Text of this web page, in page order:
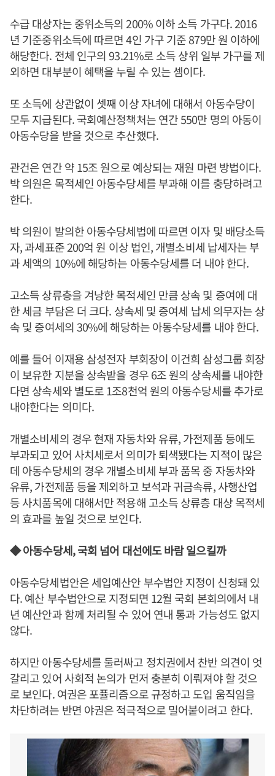
수급 대상자는 중위소득의 200% 이하 소득 가구다. 2016
년 기준중위소득에 따르면 4인 가구 기준 879만 원 이하에
해당한다. 전체 인구의 93.21%로 소득 상위 일부 가구를 제
외하면 대부분이 혜택을 누릴 수 있는 셈이다.
또 소득에 상관없이 셋째 이상 자녀에 대해서 아동수당이
모두 지급된다. 국회예산정책처는 연간 550만 명의 아동이
아동수당을 받을 것으로 추산했다.
관건은 연간 약 15조 원으로 예상되는 재원 마련 방법이다.
박 의원은 목적세인 아동수당세를 부과해 이를 충당하려고
한다.
박 의원이 발의한 아동수당세법에 따르면 이자 및 배당소득
자, 과세표준 200억 원 이상 법인, 개별소비세 납세자는 부
과 세액의 10%에 해당하는 아동수당세를 더 내야 한다.
고소득 상류층을 겨낭한 목적세인 만큼 상속 및 증여에 대
한 세금 부담은 더 크다. 상속세 및 증여세 납세 의무자는 상
속 및 증여세의 30%에 해당하는 아동수당세를 내야 한다.
예를 들어 이재용 삼성전자 부회장이 이건희 삼성그룹 회장
이 보유한 지분을 상속받을 경우 6조 원의 상속세를 내야한
다면 상속세와 별도로 1조8천억 원의 아동수당세를 추가로
내야한다는 의미다.
개별소비세의 경우 현재 자동차와 유류, 가전제품 등에도
부과되고 있어 사치세로서 의미가 퇴색됐다는 지적이 많은
데 아동수당세의 경우 개별소비세 부과 품목 중 자동차와
유류, 가전제품 등을 제외하고 보석과 귀금속류, 사행산업
등 사치품목에 대해서만 적용해 고소득 상류층 대상 목적세
의 효과를 높일 것으로 보인다.
◆ 아동수당세, 국회 넘어 대선에도 바람 일으킬까
아동수당세법안은 세입예산안 부수법안 지정이 신청돼 있
다. 예산 부수법안으로 지정되면 12월 국회 본회의에서 내
년 예산안과 함께 처리될 수 있어 연내 통과 가능성도 없지
않다.
하지만 아동수당세를 둘러싸고 정치권에서 찬반 의견이 엇
갈리고 있어 사회적 논의가 먼저 충분히 이뤄져야 할 것으
로 보인다. 여권은 포퓰리즘으로 규정하고 도입 움직임을
차단하려는 반면 야권은 적극적으로 밀어붙이려고 한다.